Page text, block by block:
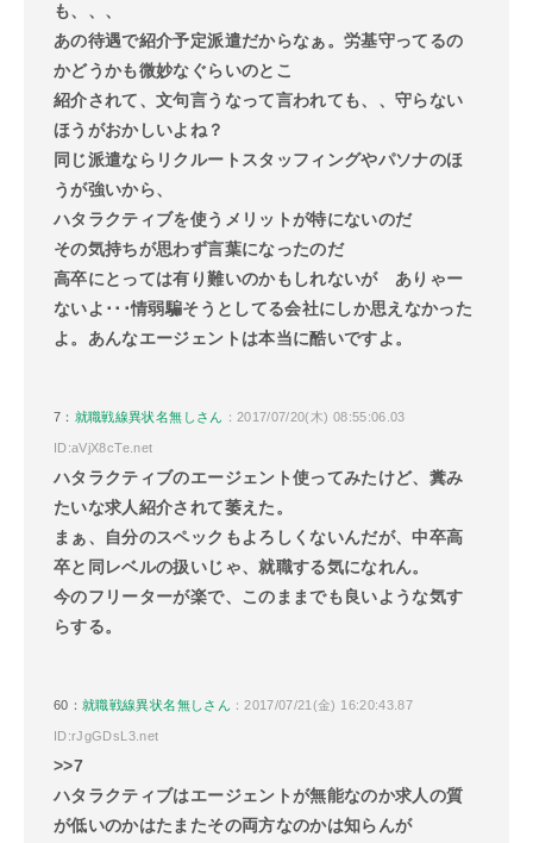
も、、、
あの待遇で紹介予定派遣だからなぁ。労基守ってるの
かどうかも微妙なぐらいのとこ
紹介されて、文句言うなって言われても、、守らない
ほうがおかしいよね？
同じ派遣ならリクルートスタッフィングやパソナのほ
うが強いから、
ハタラクティブを使うメリットが特にないのだ
その気持ちが思わず言葉になったのだ
高卒にとっては有り難いのかもしれないが ありゃー
ないよ･･･情弱騙そうとしてる会社にしか思えなかった
よ。あんなエージェントは本当に酷いですよ。
7： 就職戦線異状名無しさん ：2017/07/20(木) 08:55:06.03
ID:aVjX8cTe.net
ハタラクティブのエージェント使ってみたけど、糞み
たいな求人紹介されて萎えた。
まぁ、自分のスペックもよろしくないんだが、中卒高
卒と同レベルの扱いじゃ、就職する気になれん。
今のフリーターが楽で、このままでも良いような気す
らする。
60：就職戦線異状名無しさん ：2017/07/21(金) 16:20:43.87
ID:rJgGDsL3.net
>>7
ハタラクティブはエージェントが無能なのか求人の質
が低いのかはたまたその両方なのかは知らんが